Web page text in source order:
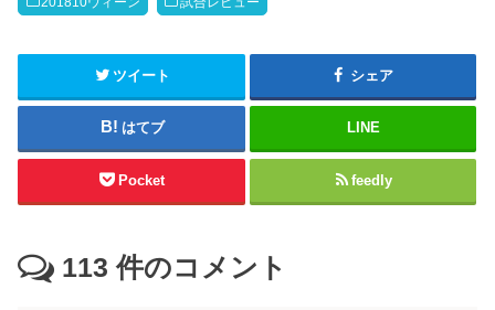
ツイート シェア
はてブ LINE
Pocket feedly
113 件のコメント